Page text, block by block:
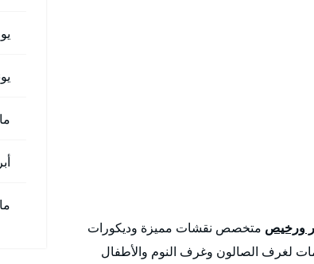
ورخيص متخصص نقشات مميزة وديكورات
لغرف الصالون وغرف النوم والأطفال